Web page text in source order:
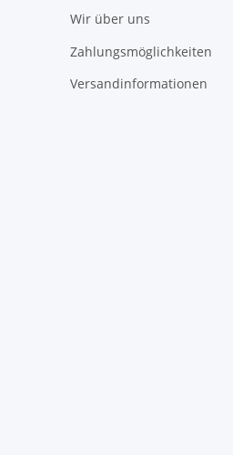
Wir über uns
Zahlungsmöglichkeiten
Versandinformationen